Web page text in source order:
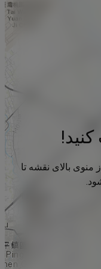
منوی بالای نقشه تا